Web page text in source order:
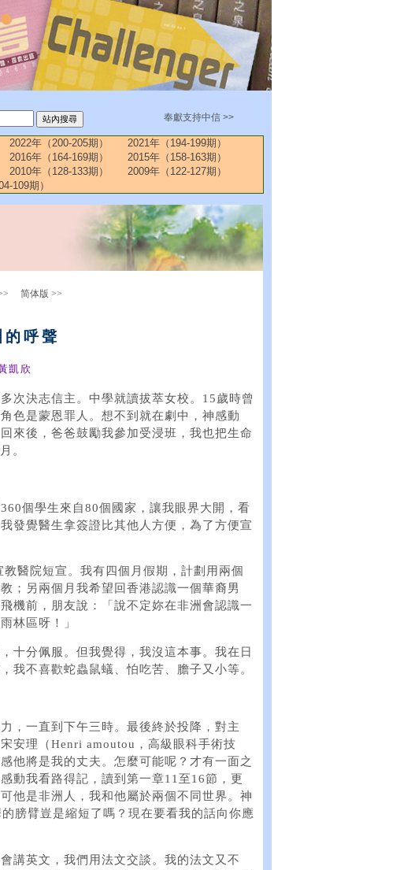
奉獻支持中信 >>
2022年（200-205期）
2021年（194-199期）
2016年（164-169期）
2015年（158-163期）
2010年（128-133期）
2009年（122-127期）
109期）
简体版 >>
的呼聲
凱欣
次決志信主。中學就讀拔萃女校。15歲時曾
色是蒙恩罪人。想不到就在劇中，神感動
來後，爸爸鼓勵我參加受浸班，我也把生命
。
個學生來自80個國家，讓我眼界大開，看
發覺醫生拿簽證比其他人方便，為了方便宣
醫院短宣。我有四個月假期，計劃用兩個
；另兩個月我希望回香港認識一個華裔男
機前，朋友說：「說不定妳在非洲會認識一
林區呀！」
十分佩服。但我覺得，我沒這本事。我在日
我不喜歡蛇蟲鼠蟻、怕吃苦、膽子又小等。
，一直到下午三時。最後終於投降，對主
安理（Henri amoutou，高級眼科手術技
他將是我的丈夫。怎麼可能呢？才有一面之
動我看路得記，讀到第一章11至16節，更
他是非洲人，我和他屬於兩個不同世界。神
膀臂豈是縮短了嗎？現在要看我的話向你應
講英文，我們用法文交談。我的法文又不